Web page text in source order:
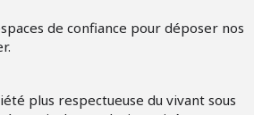
de confiance pour déposer nos
plus respectueuse du vivant sous